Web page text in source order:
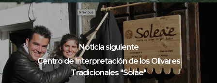
Noticia siguiente
Centro de Interpretación de los Olivares
Tradicionales "Solae"